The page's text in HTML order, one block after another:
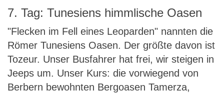
7. Tag: Tunesiens himmlische Oasen
"Flecken im Fell eines Leoparden" nannten die
Römer Tunesiens Oasen. Der größte davon ist
Tozeur. Unser Busfahrer hat frei, wir steigen in
Jeeps um. Unser Kurs: die vorwiegend von
Berbern bewohnten Bergoasen Tamerza,